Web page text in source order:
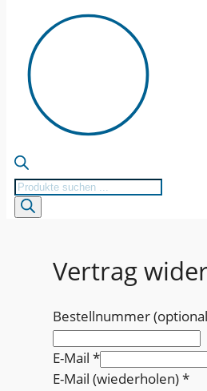
Products
search
Vertrag
Bestellnummer
E-Mail*
E-Mail (wiederholen)*